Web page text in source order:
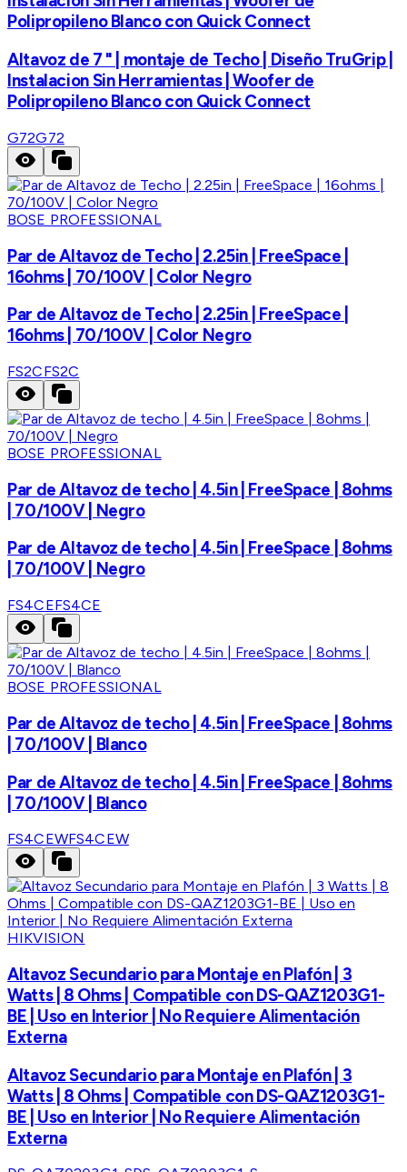
Polipropileno Blanco con Quick Connect
Altavoz de 7 " | montaje de Techo | Diseño TruGrip |
Instalacion Sin Herramientas | Woofer de
Polipropileno Blanco con Quick Connect
G72G72
BOSE PROFESSIONAL
Par de Altavoz de Techo | 2.25in | FreeSpace |
16ohms | 70/100V | Color Negro
Par de Altavoz de Techo | 2.25in | FreeSpace |
16ohms | 70/100V | Color Negro
FS2CFS2C
BOSE PROFESSIONAL
Par de Altavoz de techo | 4.5in | FreeSpace | 8ohms
| 70/100V | Negro
Par de Altavoz de techo | 4.5in | FreeSpace | 8ohms
| 70/100V | Negro
FS4CEFS4CE
BOSE PROFESSIONAL
Par de Altavoz de techo | 4.5in | FreeSpace | 8ohms
| 70/100V | Blanco
Par de Altavoz de techo | 4.5in | FreeSpace | 8ohms
| 70/100V | Blanco
FS4CEWFS4CEW
HIKVISION
Altavoz Secundario para Montaje en Plafón | 3
Watts | 8 Ohms | Compatible con DS-QAZ1203G1-
BE | Uso en Interior | No Requiere Alimentación
Externa
Altavoz Secundario para Montaje en Plafón | 3
Watts | 8 Ohms | Compatible con DS-QAZ1203G1-
BE | Uso en Interior | No Requiere Alimentación
Externa